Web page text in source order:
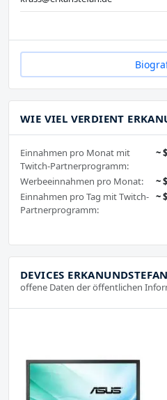
WIE VIEL VERDIENT
Einnahmen pro Monat mit
Twitch-Partnerprogramm:
~
Werbeeinnahmen pro Monat:
~
Einnahmen pro Tag mit Twitch-
Partnerprogramm:
~
DEVICES ERKANUNDSTEFAN
offene Daten der öffentlichen